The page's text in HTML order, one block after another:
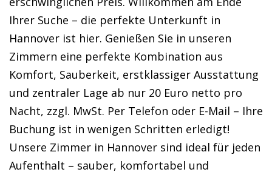
Ihrer Suche – die perfekte Unterkunft in
Hannover ist hier. Genießen Sie in unseren
Zimmern eine perfekte Kombination aus
Komfort, Sauberkeit, erstklassiger Ausstattung
und zentraler Lage ab nur 20 Euro netto pro
Nacht, zzgl. MwSt. Per Telefon oder E-Mail – Ihre
Buchung ist in wenigen Schritten erledigt!
Unsere Zimmer in Hannover sind ideal für jeden
Aufenthalt – sauber, komfortabel und